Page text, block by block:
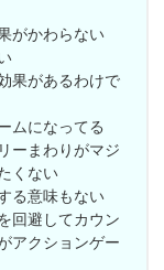
がかわらない
果があるわけで
ムになってる
ーまわりがマジ
くない
る意味もない
回避してカウン
アクションゲー